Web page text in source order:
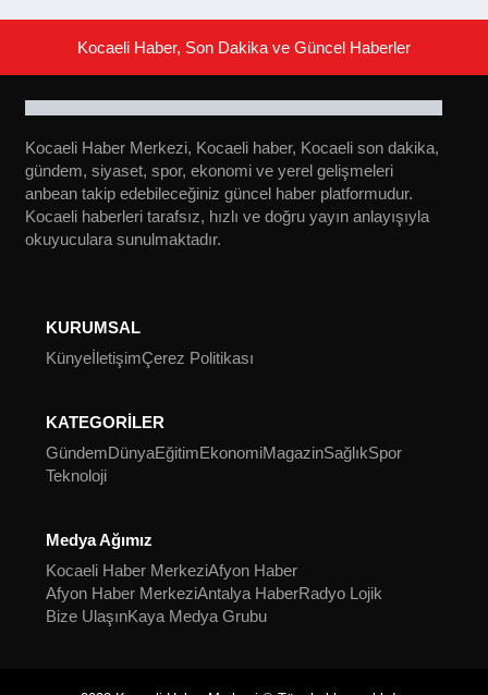
Kocaeli Haber, Son Dakika ve Güncel Haberler
Kocaeli Haber Merkezi, Kocaeli haber, Kocaeli son dakika,
gündem, siyaset, spor, ekonomi ve yerel gelişmeleri
anbean takip edebileceğiniz güncel haber platformudur.
Kocaeli haberleri tarafsız, hızlı ve doğru yayın anlayışıyla
okuyuculara sunulmaktadır.
KURUMSAL
KünyeİletişimÇerez Politikası
KATEGORİLER
GündemDünyaEğitimEkonomiMagazinSağlıkSpor
Teknoloji
Medya Ağımız
Kocaeli Haber MerkeziAfyon Haber
Afyon Haber MerkeziAntalya HaberRadyo Lojik
Bize UlaşınKaya Medya Grubu